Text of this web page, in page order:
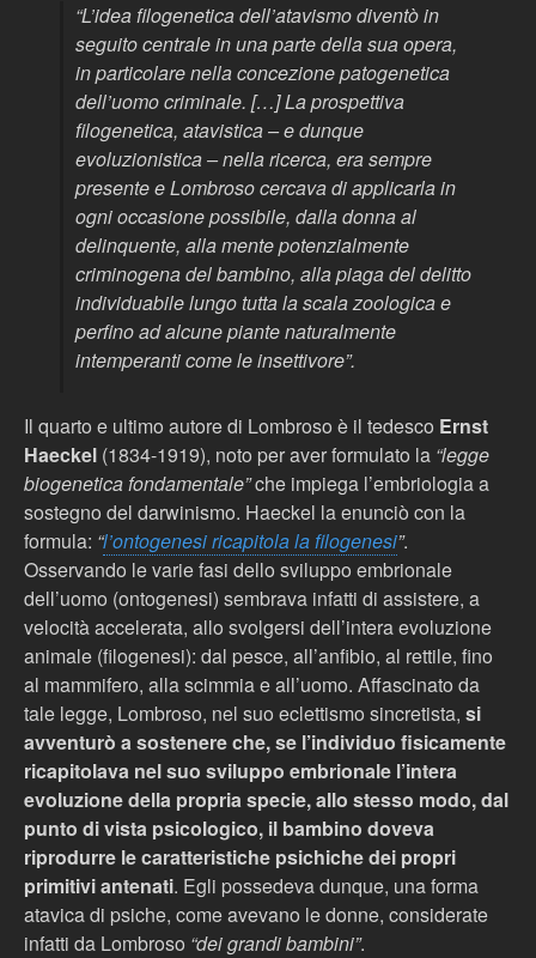
“L’idea filogenetica dell’atavismo diventò in
seguito centrale in una parte della sua opera,
in particolare nella concezione patogenetica
dell’uomo criminale. […] La prospettiva
filogenetica, atavistica – e dunque
evoluzionistica – nella ricerca, era sempre
presente e Lombroso cercava di applicarla in
ogni occasione possibile, dalla donna al
delinquente, alla mente potenzialmente
criminogena del bambino, alla piaga del delitto
individuabile lungo tutta la scala zoologica e
perfino ad alcune piante naturalmente
intemperanti come le insettivore”.
Il quarto e ultimo autore di Lombroso è il tedesco Ernst
Haeckel (1834-1919), noto per aver formulato la “legge
biogenetica fondamentale”che impiega l’embriologia a
sostegno del darwinismo. Haeckel la enunciò con la
formula: “l’ontogenesi ricapitola la filogenesi”.
Osservando le varie fasi dello sviluppo embrionale
dell’uomo (ontogenesi) sembrava infatti di assistere, a
velocità accelerata, allo svolgersi dell’intera evoluzione
animale (filogenesi): dal pesce, all’anfibio, al rettile, fino
al mammifero, alla scimmia e all’uomo. Affascinato da
tale legge, Lombroso, nel suo eclettismo sincretista, si
avventurò a sostenere che, se l’individuo fisicamente
ricapitolava nel suo sviluppo embrionale l’intera
evoluzione della propria specie, allo stesso modo, dal
punto di vista psicologico, il bambino doveva
riprodurre le caratteristiche psichiche dei propri
primitivi antenati. Egli possedeva dunque, una forma
atavica di psiche, come avevano le donne, considerate
infatti da Lombroso “dei grandi bambini”.